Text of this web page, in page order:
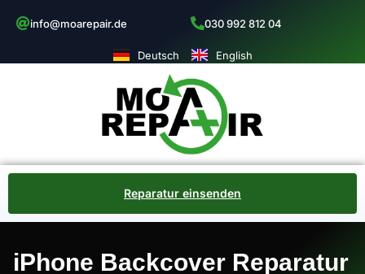
info@moarepair.de 030 992 812 04
Deutsch English
Reparatur einsenden
iPhone Backcover Reparatur